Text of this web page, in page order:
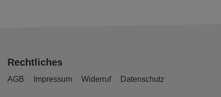
Rechtliches
AGB Impressum Widerruf Datenschutz